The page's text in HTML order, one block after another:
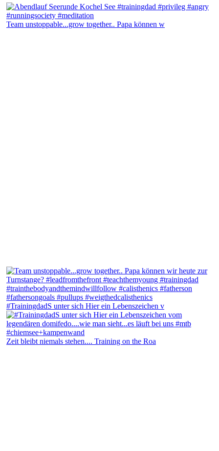
Team unstoppable...grow together.. Papa können w
#TrainingdadS unter sich Hier ein Lebenszeichen v
Zeit bleibt niemals stehen.... Training on the Roa